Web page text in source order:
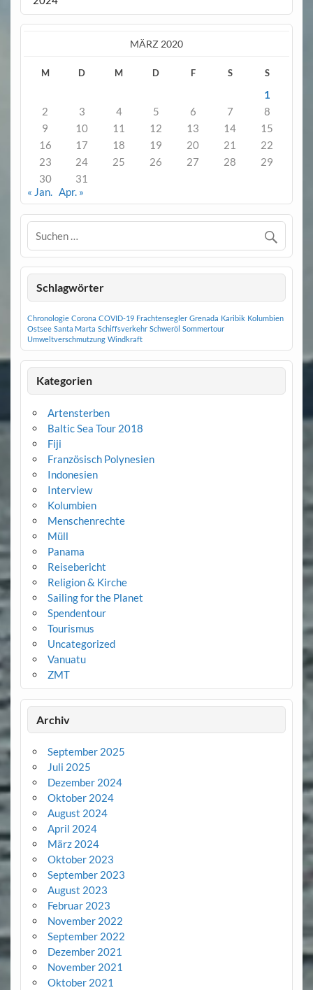
MÄRZ 2020
M D M D F S S
1
2
3 4 5 6 7
8
9
10 11 12 13 14
15
16
17 18 19 20 21
22
23
24 25 26 27 28
29
30
31
« Jan. Apr. »
Schlagwörter
Chronologie Corona COVID-19 Frachtensegler Grenada Karibik Kolumbien
Ostsee Santa Marta Schiffsverkehr Schweröl Sommertour
Umweltverschmutzung Windkraft
Kategorien
Artensterben
Baltic Sea Tour 2018
Fiji
Französisch Polynesien
Indonesien
Interview
Kolumbien
Menschenrechte
Müll
Panama
Reisebericht
Religion & Kirche
Sailing for the Planet
Spendentour
Tourismus
Uncategorized
Vanuatu
ZMT
Archiv
September 2025
Juli 2025
Dezember 2024
Oktober 2024
August 2024
April 2024
März 2024
Oktober 2023
September 2023
August 2023
Februar 2023
November 2022
September 2022
Dezember 2021
November 2021
Oktober 2021